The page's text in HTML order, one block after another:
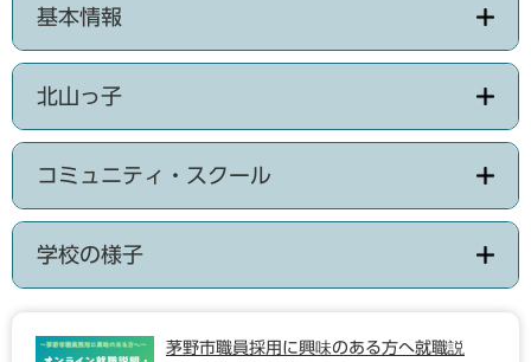
基本情報
北山っ子
コミュニティ・スクール
学校の様子
茅野市職員採用に興味のある方へ就職説